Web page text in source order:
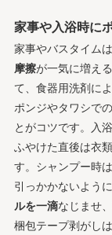
家事や入浴時に
家事やバスタイム
摩擦が一気に増え
て、食器用洗剤に
ポンジやタワシでの
とがコツです。入
ふやけた直後は衣
す。シャンプー時は
引っかかないよう
ルを一滴なじませ
梱包テープ剥がしは